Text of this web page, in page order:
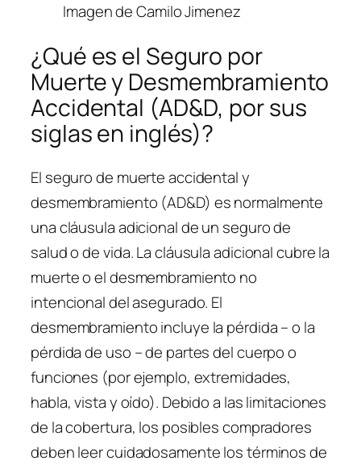
Imagen de Camilo Jimenez
¿Qué es el Seguro por
Muerte y Desmembramiento
Accidental (AD&D, por sus
siglas en inglés)?
El seguro de muerte accidental y
desmembramiento (AD&D) es normalmente
una cláusula adicional de un seguro de
salud o de vida. La cláusula adicional cubre la
muerte o el desmembramiento no
intencional del asegurado. El
desmembramiento incluye la pérdida – o la
pérdida de uso – de partes del cuerpo o
funciones (por ejemplo, extremidades,
habla, vista y oído). Debido a las limitaciones
de la cobertura, los posibles compradores
deben leer cuidadosamente los términos de